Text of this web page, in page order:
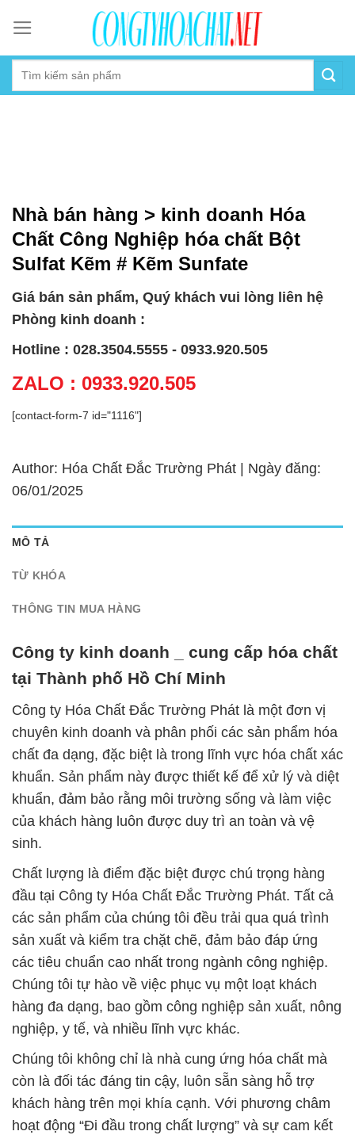
content
Nhà bán hàng > kinh doanh Hóa
Chất Công Nghiệp hóa chất Bột
Sulfat Kẽm # Kẽm Sunfate
Giá bán sản phẩm, Quý khách vui lòng liên hệ
Phòng kinh doanh :
Hotline : 028.3504.5555 - 0933.920.505
ZALO : 0933.920.505
[contact-form-7 id="1116"]
Author: Hóa Chất Đắc Trường Phát | Ngày đăng:
06/01/2025
MÔ TẢ
TỪ KHÓA
THÔNG TIN MUA HÀNG
Công ty kinh doanh _ cung cấp hóa chất
tại Thành phố Hồ Chí Minh
Công ty Hóa Chất Đắc Trường Phát là một đơn vị
chuyên kinh doanh và phân phối các sản phẩm hóa
chất đa dạng, đặc biệt là trong lĩnh vực hóa chất xác
khuẩn. Sản phẩm này được thiết kế để xử lý và diệt
khuẩn, đảm bảo rằng môi trường sống và làm việc
của khách hàng luôn được duy trì an toàn và vệ
sinh.
Chất lượng là điểm đặc biệt được chú trọng hàng
đầu tại Công ty Hóa Chất Đắc Trường Phát. Tất cả
các sản phẩm của chúng tôi đều trải qua quá trình
sản xuất và kiểm tra chặt chẽ, đảm bảo đáp ứng
các tiêu chuẩn cao nhất trong ngành công nghiệp.
Chúng tôi tự hào về việc phục vụ một loạt khách
hàng đa dạng, bao gồm công nghiệp sản xuất, nông
nghiệp, y tế, và nhiều lĩnh vực khác.
Chúng tôi không chỉ là nhà cung ứng hóa chất mà
còn là đối tác đáng tin cậy, luôn sẵn sàng hỗ trợ
khách hàng trên mọi khía cạnh. Với phương châm
hoạt động “Đi đầu trong chất lượng” và sự cam kết